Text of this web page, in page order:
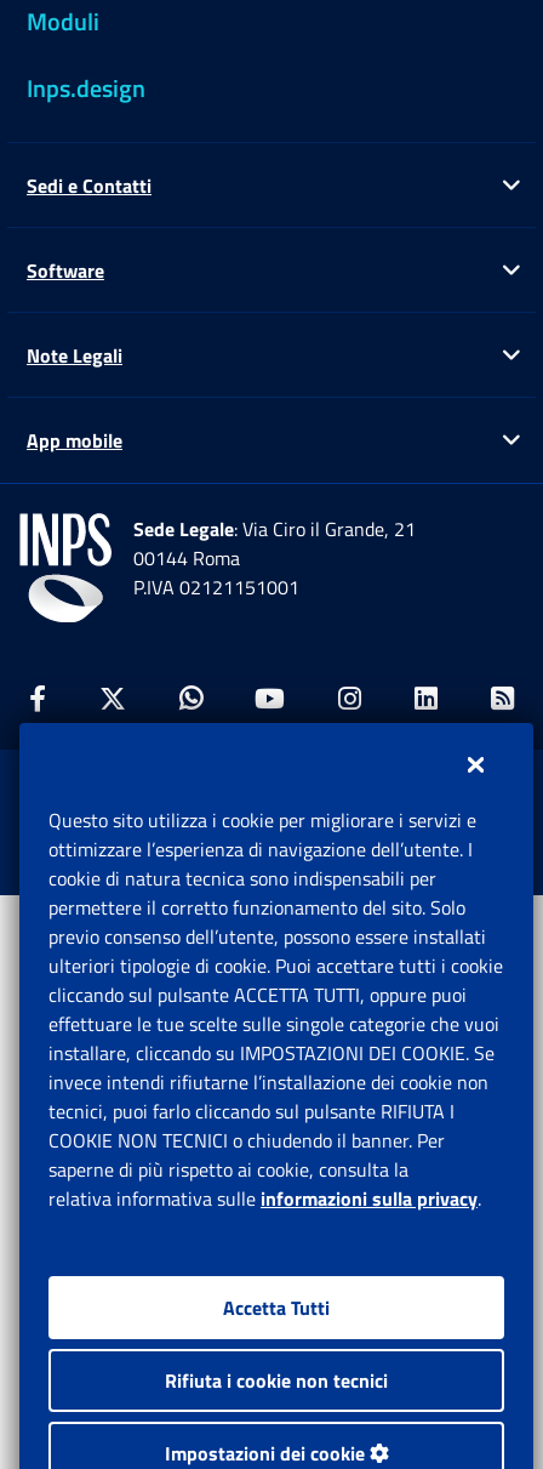
Moduli
Inps.design
Sedi e Contatti
Software
Note Legali
App mobile
Sede Legale: Via Ciro il Grande, 21
00144 Roma
P.IVA 02121151001
Facebook: Apre una nuova finestra
Twitter: Apre una nuova finestra
Whatsapp: Apre una nuova
Youtube: Apre una
Instagram:
Istituto Nazionale Previdenza Sociale.
Tutti i diritti riservati.
Questo sito utilizza i cookie per migliorare i servizi e
ottimizzare l’esperienza di navigazione dell’utente. I
cookie di natura tecnica sono indispensabili per
permettere il corretto funzionamento del sito. Solo
previo consenso dell’utente, possono essere installati
ulteriori tipologie di cookie. Puoi accettare tutti i cookie
cliccando sul pulsante ACCETTA TUTTI, oppure puoi
effettuare le tue scelte sulle singole categorie che vuoi
installare, cliccando su IMPOSTAZIONI DEI COOKIE. Se
invece intendi rifiutarne l’installazione dei cookie non
tecnici, puoi farlo cliccando sul pulsante RIFIUTA I
COOKIE NON TECNICI o chiudendo il banner. Per
saperne di più rispetto ai cookie, consulta la
relativa informativa sulle informazioni sulla privacy.
Accetta Tutti
Rifiuta i cookie non tecnici
Impostazioni dei cookie